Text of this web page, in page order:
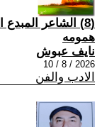
(8) الشاعر
همومه
نايف عبوش
2026 / 8 / 10
الادب والفن